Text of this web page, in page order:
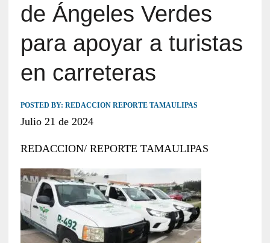
de Ángeles Verdes
para apoyar a turistas
en carreteras
POSTED BY: REDACCION REPORTE TAMAULIPAS
Julio 21 de 2024
REDACCION/ REPORTE TAMAULIPAS